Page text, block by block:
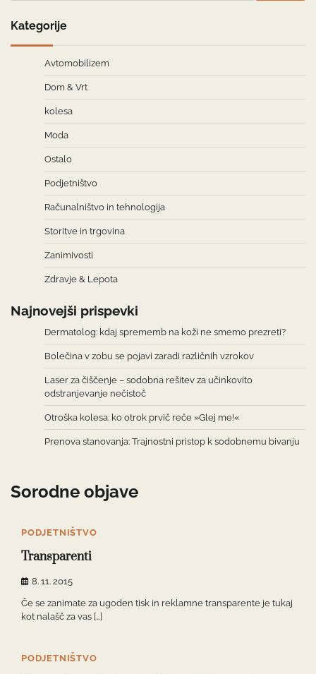
Kategorije
Avtomobilizem
Dom & Vrt
kolesa
Moda
Ostalo
Podjetništvo
Računalništvo in tehnologija
Storitve in trgovina
Zanimivosti
Zdravje & Lepota
Najnovejši prispevki
Dermatolog: kdaj sprememb na koži ne smemo prezreti?
Bolečina v zobu se pojavi zaradi različnih vzrokov
Laser za čiščenje – sodobna rešitev za učinkovito
odstranjevanje nečistoč
Otroška kolesa: ko otrok prvič reče »Glej me!«
Prenova stanovanja: Trajnostni pristop k sodobnemu bivanju
Sorodne objave
PODJETNIŠTVO
Transparenti
8. 11. 2015
Če se zanimate za ugoden tisk in reklamne transparente je tukaj
kot nalašč za vas […]
PODJETNIŠTVO